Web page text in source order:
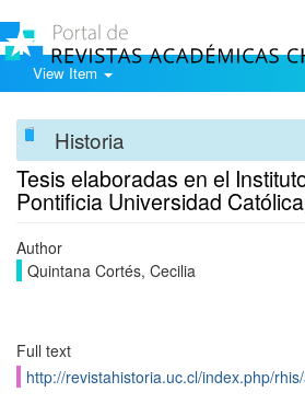
View Item
Historia
Tesis elaboradas en el
Pontificia Universidad
Author
Quintana Cortés, Cecilia
Full text
http://revistahistoria.uc.cl/index.php/